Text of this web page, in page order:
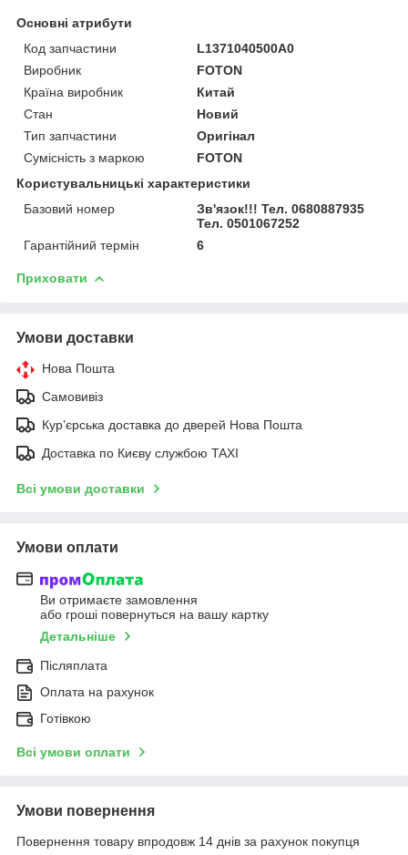
Основні атрибути
Код запчастини
L1371040500A0
Виробник
FOTON
Країна виробник
Китай
Стан
Новий
Тип запчастини
Оригінал
Сумісність з маркою
FOTON
Користувальницькі характеристики
Базовий номер
Зв'язок!!! Тел. 0680887935
Тел. 0501067252
Гарантійний термін
6
Приховати
Умови доставки
Нова Пошта
Самовивіз
Курʼєрська доставка до дверей Нова Пошта
Доставка по Києву службою TAXI
Всі умови доставки
Умови оплати
Ви отримаєте замовлення
або гроші повернуться на вашу картку
Детальніше
Післяплата
Оплата на рахунок
Готівкою
Всі умови оплати
Умови повернення
Повернення товару впродовж 14 днів за рахунок покупця